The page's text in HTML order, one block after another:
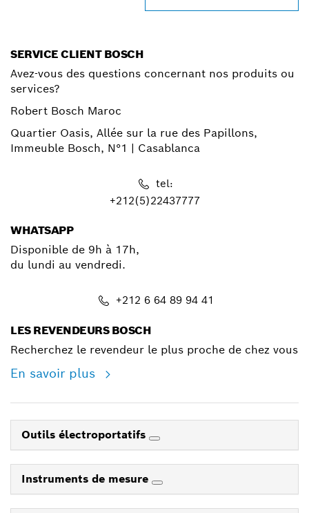
SERVICE CLIENT BOSCH
Avez-vous des questions concernant nos produits ou
services?
Robert Bosch Maroc
Quartier Oasis, Allée sur la rue des Papillons,
Immeuble Bosch, N°1 | Casablanca
tel:
+212(5)22437777
WHATSAPP
Disponible de 9h à 17h,
du lundi au vendredi.
+212 6 64 89 94 41
LES REVENDEURS BOSCH
Recherchez le revendeur le plus proche de chez vous
En savoir plus
Outils électroportatifs
Instruments de mesure